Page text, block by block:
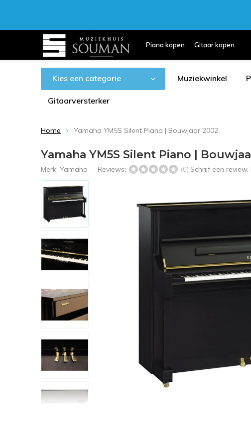
Piano kopen Gitaar kopen
Kies een categorie Muziekwinkel
Gitaarversterker
Home Yamaha YM5S Silent Piano | Bouwjaar 2002
Yamaha YM5S Silent Piano |
Merk: Yamaha Reviews: (0) Schrijf een review.